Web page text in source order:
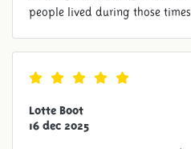
people lived during those times.
Lotte Boot
16 dec 2025